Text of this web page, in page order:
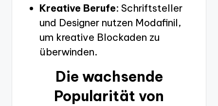
Kreative Berufe: Schriftsteller
und Designer nutzen Modafinil,
um kreative Blockaden zu
überwinden.
Die wachsende
Popularität von